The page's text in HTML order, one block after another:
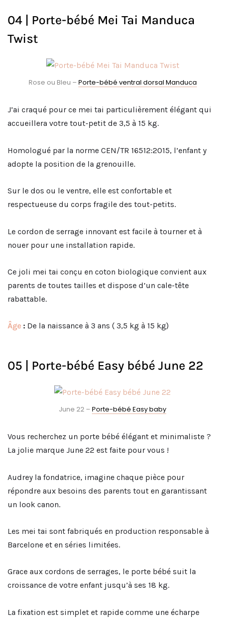
04 | Porte-bébé Mei Tai Manduca
Twist
Rose ou Bleu – Porte-bébé ventral dorsal Manduca
J’ai craqué pour ce mei tai particulièrement élégant qui
accueillera votre tout-petit de 3,5 à 15 kg.
Homologué par la norme CEN/TR 16512:2015, l’enfant y
adopte la position de la grenouille.
Sur le dos ou le ventre, elle est confortable et
respectueuse du corps fragile des tout-petits.
Le cordon de serrage innovant est facile à tourner et à
nouer pour une installation rapide.
Ce joli mei tai conçu en coton biologique convient aux
parents de toutes tailles et dispose d’un cale-tête
rabattable.
Âge : De la naissance à 3 ans ( 3,5 kg à 15 kg)
05 | Porte-bébé Easy bébé June 22
June 22 – Porte-bébé Easy baby
Vous recherchez un porte bébé élégant et minimaliste ?
La jolie marque June 22 est faite pour vous !
Audrey la fondatrice, imagine chaque pièce pour
répondre aux besoins des parents tout en garantissant
un look canon.
Les mei tai sont fabriqués en production responsable à
Barcelone et en séries limitées.
Grace aux cordons de serrages, le porte bébé suit la
croissance de votre enfant jusqu’à ses 18 kg.
La fixation est simplet et rapide comme une écharpe